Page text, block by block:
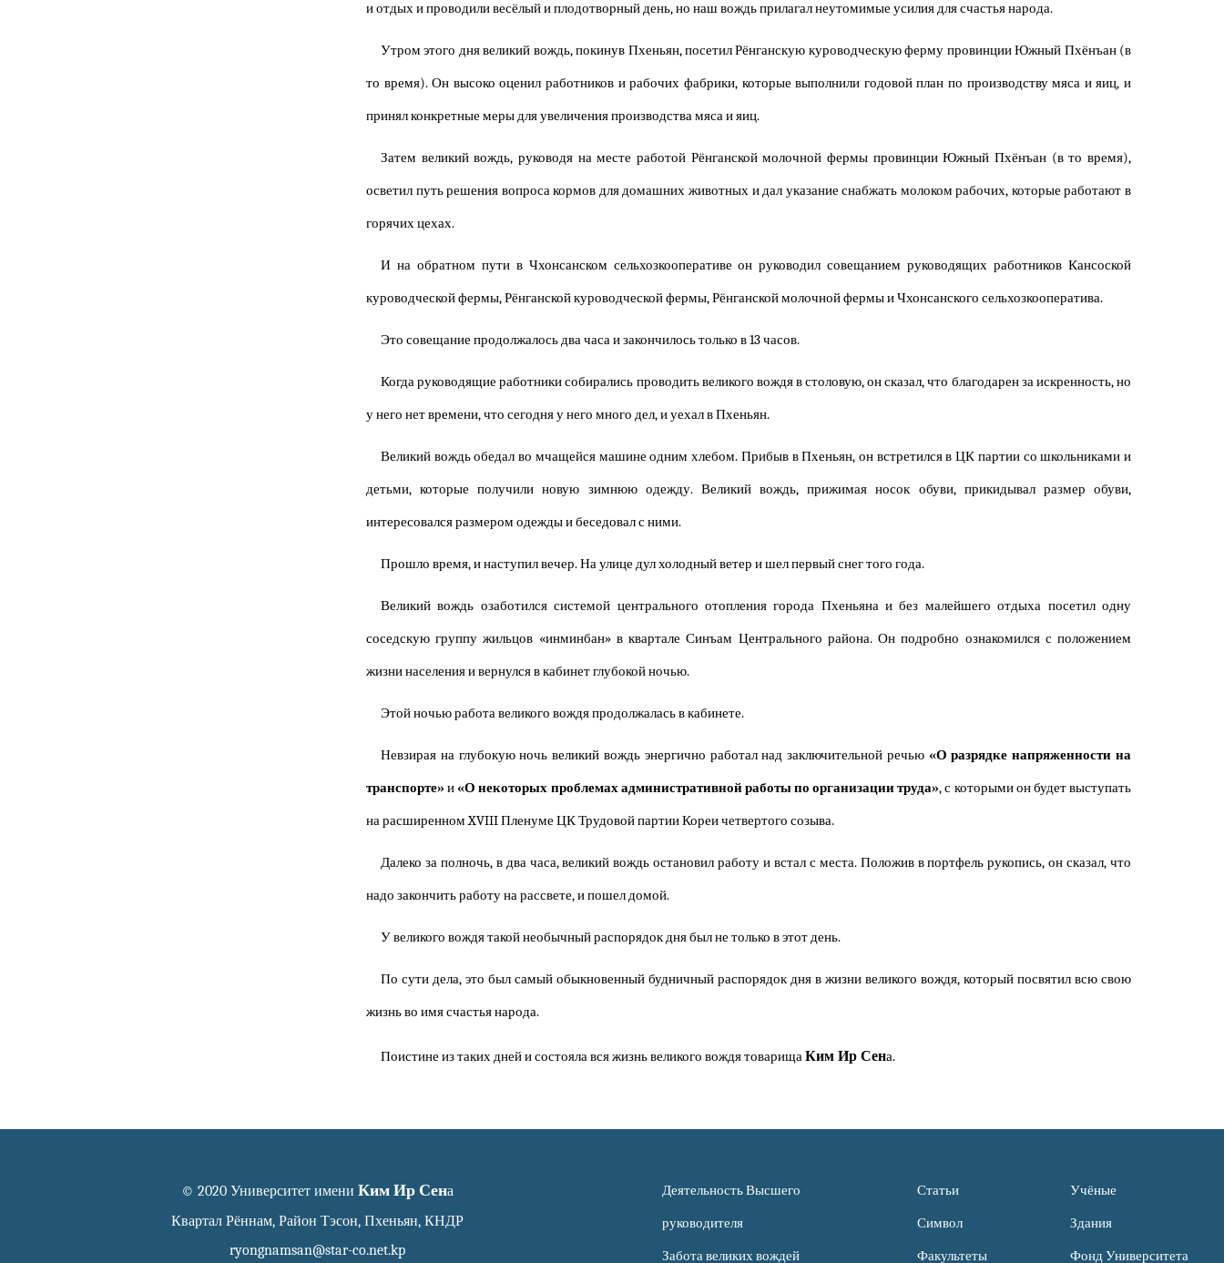
и отдых и проводили весёлый и плодотворный день, но наш вождь прилагал неутомимые усилия для счастья народа.
Утром этого дня великий вождь, покинув Пхеньян, посетил Рёнганскую куроводческую ферму провинции Южный Пхёнъан (в
то время). Он высоко оценил работников и рабочих фабрики, которые выполнили годовой план по производству мяса и яиц, и
принял конкретные меры для увеличения производства мяса и яиц.
Затем великий вождь, руководя на месте работой Рёнганской молочной фермы провинции Южный Пхёнъан (в то время),
осветил путь решения вопроса кормов для домашних животных и дал указание снабжать молоком рабочих, которые работают в
горячих цехах.
И на обратном пути в Чхонсанском сельхозкооперативе он руководил совещанием руководящих работников Кансоской
куроводческой фермы, Рёнганской куроводческой фермы, Рёнганской молочной фермы и Чхонсанского сельхозкооператива.
Это совещание продолжалось два часа и закончилось только в 13 часов.
Когда руководящие работники собирались проводить великого вождя в столовую, он сказал, что благодарен за искренность, но
у него нет времени, что сегодня у него много дел, и уехал в Пхеньян.
Великий вождь обедал во мчащейся машине одним хлебом. Прибыв в Пхеньян, он встретился в ЦК партии со школьниками и
детьми, которые получили новую зимнюю одежду. Великий вождь, прижимая носок обуви, прикидывал размер обуви,
интересовался размером одежды и беседовал с ними.
Прошло время, и наступил вечер. На улице дул холодный ветер и шел первый снег того года.
Великий вождь озаботился системой центрального отопления города Пхеньяна и без малейшего отдыха посетил одну
соседскую группу жильцов «инминбан» в квартале Синъам Центрального района. Он подробно ознакомился с положением
жизни населения и вернулся в кабинет глубокой ночью.
Этой ночью работа великого вождя продолжалась в кабинете.
Невзирая на глубокую ночь великий вождь энергично работал над заключительной речью«О разрядке напряженности на
транспорте»и«О некоторых проблемах административной работы по организации труда», с которыми он будет выступать
на расширенном XVIII Пленуме ЦК Трудовой партии Кореи четвертого созыва.
Далеко за полночь, в два часа, великий вождь остановил работу и встал с места. Положив в портфель рукопись, он сказал, что
надо закончить работу на рассвете, и пошел домой.
У великого вождя такой необычный распорядок дня был не только в этот день.
По сути дела, это был самый обыкновенный будничный распорядок дня в жизни великого вождя, который посвятил всю свою
жизнь во имя счастья народа.
Поистине из таких дней и состояла вся жизнь великого вождя товарищаКим Ир Сена.
© 2020 Университет имени Ким Ир Сена
Квартал Рённам, Район Тэсон, Пхеньян, КНДР
ryongnamsan@star-co.net.kp
Деятельность Высшего
руководителя
Забота великих вождей
Статьи
Символ
Факультеты
Учёные
Здания
Фонд Университета